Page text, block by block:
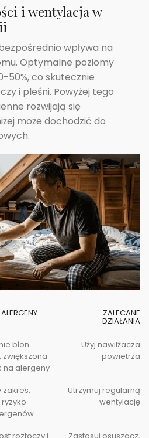
i wentylacja w
wpływa na
Optymalne poziomy
50%, co skutecznie
i pleśni. Powyżej tego
rozwijają się
może dochodzić do
ZALECANE
DZIAŁANIA
błon
zwiększona
na alergeny
Użyj nawilżacza
powietrza
zakres,
Utrzymuj regularną
wentylację